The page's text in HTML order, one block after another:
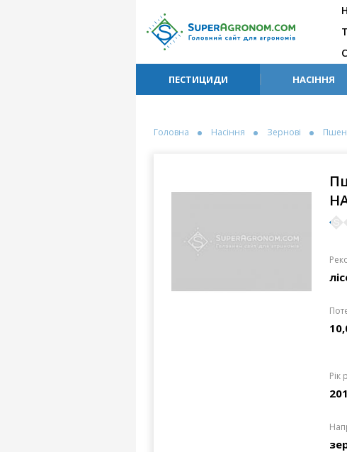
ПЕСТИЦИДИ НАСІННЯ
Головна Насіння Зернові
Рік